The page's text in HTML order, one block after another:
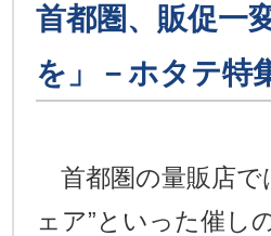
首都圏、販促一
を」－ホタテ特
首都圏の量販店で
ェア”といった催し